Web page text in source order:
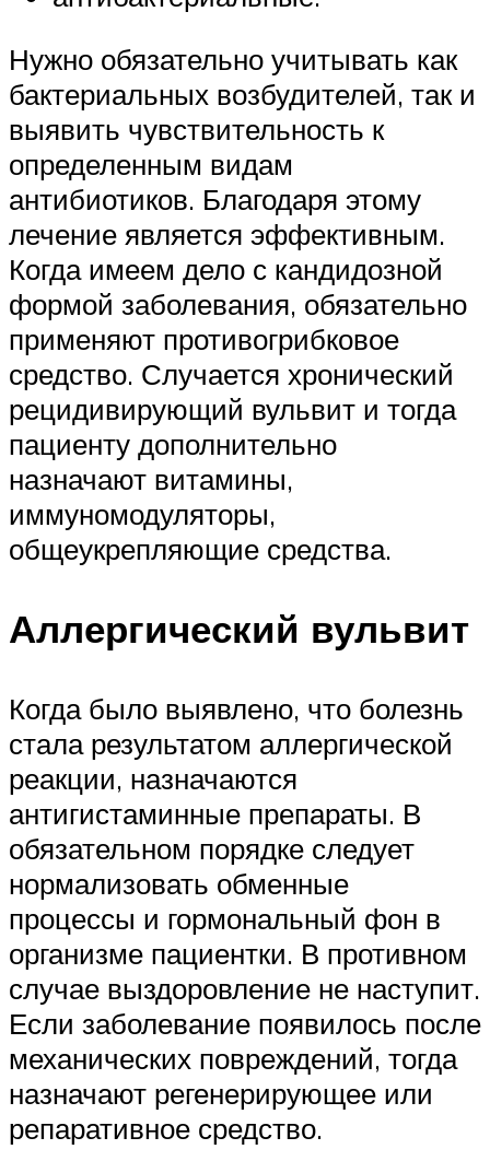
Нужно обязательно учитывать как
бактериальных возбудителей, так и
выявить чувствительность к
определенным видам
антибиотиков. Благодаря этому
лечение является эффективным.
Когда имеем дело с кандидозной
формой заболевания, обязательно
применяют противогрибковое
средство. Случается хронический
рецидивирующий вульвит и тогда
пациенту дополнительно
назначают витамины,
иммуномодуляторы,
общеукрепляющие средства.
Аллергический вульвит
Когда было выявлено, что болезнь
стала результатом аллергической
реакции, назначаются
антигистаминные препараты. В
обязательном порядке следует
нормализовать обменные
процессы и гормональный фон в
организме пациентки. В противном
случае выздоровление не наступит.
Если заболевание появилось после
механических повреждений, тогда
назначают регенерирующее или
репаративное средство.